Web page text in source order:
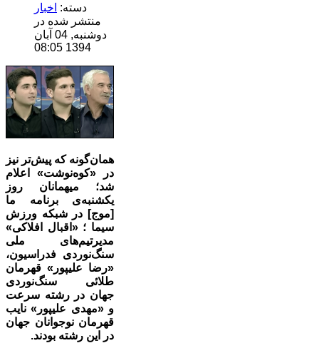
دسته: اخبار
منتشر شده در
دوشنبه, 04 آبان
1394 08:05
همان‌گونه که پیش‌تر نیز
در «کوه‌نوشت» اعلام
شد؛ میهمانان روز
یکشنبه‌ی برنامه‌ ما
[موج] در شبکه ورزش
سیما ؛ «اقبال افلاکی»
مدیرتیم‌های ملی
سنگ‌نوردی فدراسیون،
«رضا علیپور» قهرمان
طلائی سنگ‌نوردی
جهان در رشته سرعت
و «مهدی علیپور» نایب
قهرمان نوجوانان جهان
در این رشته بودند.